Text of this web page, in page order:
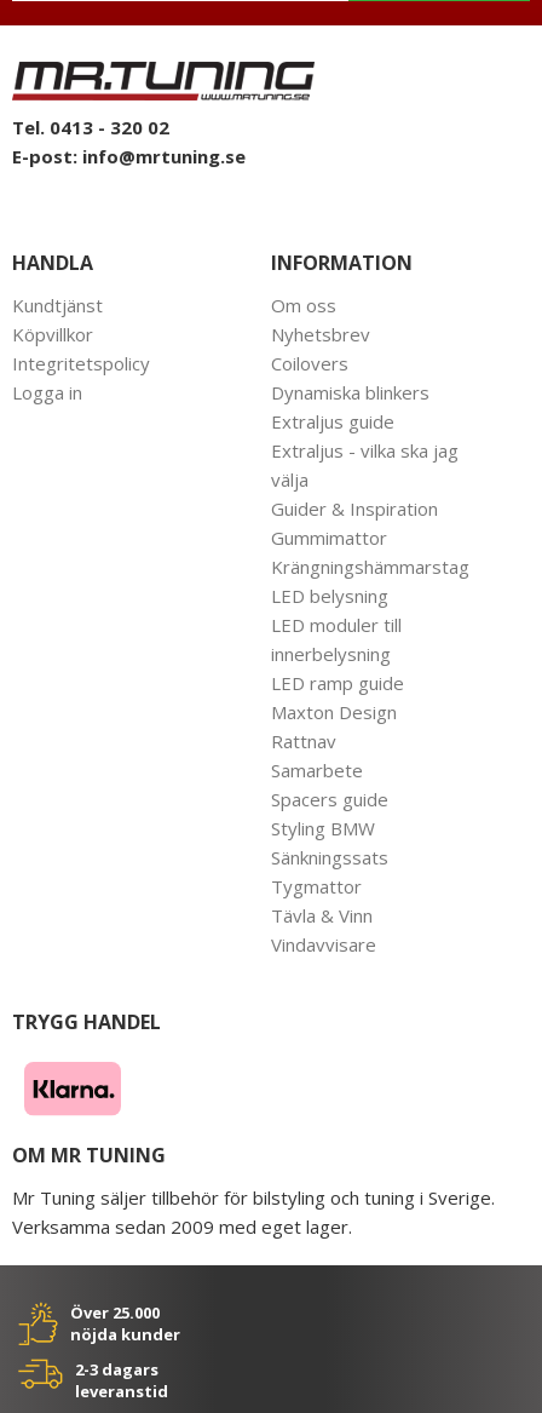
Tel. 0413 - 320 02
E-post: info@mrtuning.se
HANDLA
Kundtjänst
Köpvillkor
Integritetspolicy
Logga in
INFORMATION
Om oss
Nyhetsbrev
Coilovers
Dynamiska blinkers
Extraljus guide
Extraljus - vilka ska jag
välja
Guider & Inspiration
Gummimattor
Krängningshämmarstag
LED belysning
LED moduler till
innerbelysning
LED ramp guide
Maxton Design
Rattnav
Samarbete
Spacers guide
Styling BMW
Sänkningssats
Tygmattor
Tävla & Vinn
Vindavvisare
TRYGG HANDEL
OM MR TUNING
Mr Tuning säljer tillbehör för bilstyling och tuning i Sverige.
Verksamma sedan 2009 med eget lager.
Över 25.000
nöjda kunder
2-3 dagars
leveranstid